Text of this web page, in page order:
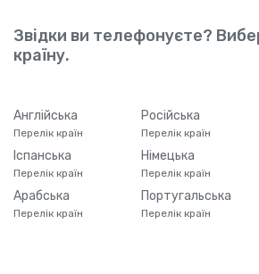
Звідки ви телефонуєте?
країну.
Англійська
Перелік країн
Російська
Перелік країн
Іспанська
Перелік країн
Німецька
Перелік країн
Арабська
Перелік країн
Португальська
Перелік країн